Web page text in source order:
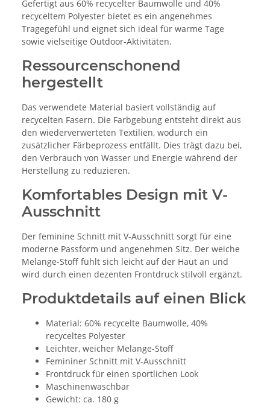
Gefertigt aus 60% recycelter Baumwolle und 40%
recyceltem Polyester bietet es ein angenehmes
Tragegefühl und eignet sich ideal für warme Tage
sowie vielseitige Outdoor-Aktivitäten.
Ressourcenschonend
hergestellt
Das verwendete Material basiert vollständig auf
recycelten Fasern. Die Farbgebung entsteht direkt aus
den wiederverwerteten Textilien, wodurch ein
zusätzlicher Färbeprozess entfällt. Dies trägt dazu bei,
den Verbrauch von Wasser und Energie während der
Herstellung zu reduzieren.
Komfortables Design mit V-
Ausschnitt
Der feminine Schnitt mit V-Ausschnitt sorgt für eine
moderne Passform und angenehmen Sitz. Der weiche
Melange-Stoff fühlt sich leicht auf der Haut an und
wird durch einen dezenten Frontdruck stilvoll ergänzt.
Produktdetails auf einen Blick
Material: 60% recycelte Baumwolle, 40%
recyceltes Polyester
Leichter, weicher Melange-Stoff
Femininer Schnitt mit V-Ausschnitt
Frontdruck für einen sportlichen Look
Maschinenwaschbar
Gewicht: ca. 180 g